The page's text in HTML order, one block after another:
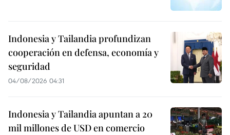
Indonesia y Tailandia profundizan
cooperación en defensa, economía y
seguridad
04/08/2026 04:31
Indonesia y Tailandia apuntan a 20
mil millones de USD en comercio